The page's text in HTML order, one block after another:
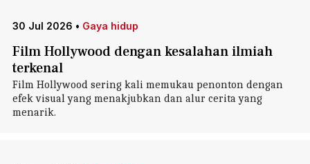
30 Jul 2026 • Gaya hidup
Film Hollywood dengan kesalahan ilmiah
terkenal
Film Hollywood sering kali memukau penonton dengan
efek visual yang menakjubkan dan alur cerita yang
menarik.